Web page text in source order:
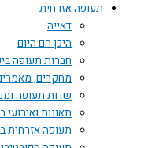
תעופה אזרחית
דאייה
היכן הם היום
חברות תעופה בישראל
מחקרים, מאמרים
שדות תעופה ומנחתים
תאונות ואירועי
תעופה אזרחית בארץ